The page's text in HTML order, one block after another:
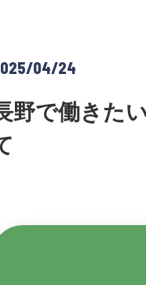
04/24
野で働きた